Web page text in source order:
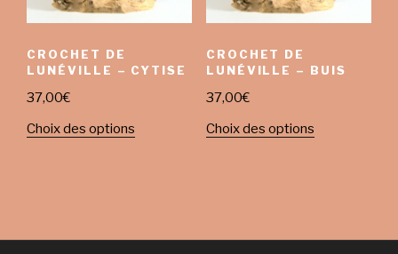
CROCHET DE
LUNÉVILLE – CYTISE
37,00€
Choix des options
CROCHET DE
LUNÉVILLE – BUIS
37,00€
Choix des options